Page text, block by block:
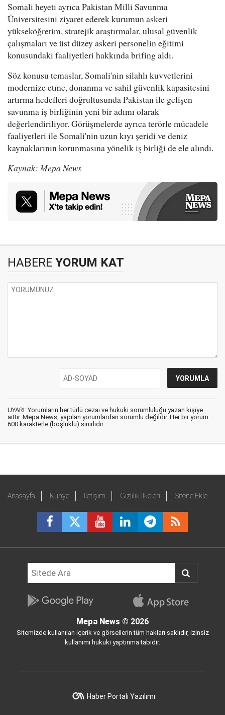
Somali heyeti ayrıca Pakistan Milli Savunma
Üniversitesini ziyaret ederek kurumun askeri
yükseköğretim, stratejik araştırmalar, ulusal güvenlik
çalışmaları ve üst düzey askeri personelin eğitimi
konusundaki faaliyetleri hakkında brifing aldı.
Söz konusu temaslar, Somali'nin silahlı kuvvetlerini
modernize etme, donanma ve sahil güvenlik kapasitesini
artırma hedefleri doğrultusunda Pakistan ile gelişen
savunma iş birliğinin yeni bir adımı olarak
değerlendiriliyor. Görüşmelerde ayrıca terörle mücadele
faaliyetleri ile Somali'nin uzun kıyı şeridi ve deniz
kaynaklarının korunmasına yönelik iş birliği de ele alındı.
Kaynak: Mepa News
HABERE YORUM KAT
UYARI: Yorumların her türlü cezai ve hukuki sorumluluğu yazan kişiye
aittir. Mepa News, yapılan yorumlardan sorumlu değildir. Her bir yorum
600 karakterle (boşluklu) sınırlıdır.
Anasayfa Künye İletişim Gizlilik İlkeleri Sitene Ekle
Mepa News © 2026
Sitemizde kullanılan içerik ve görsellerin tüm hakları saklıdır, izinsiz
kullanımı hukuki yaptırıma tabidir.
Haber Portalı Yazılımı